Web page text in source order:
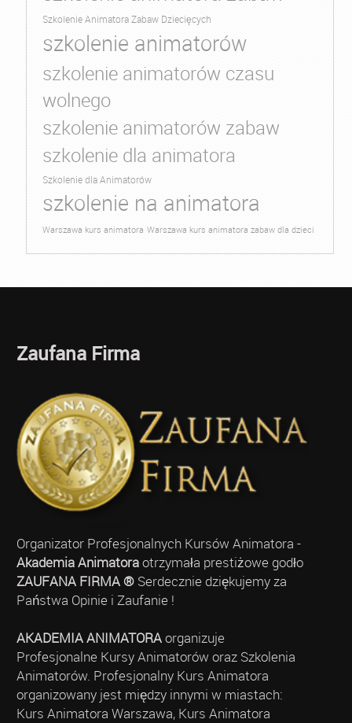
Szkolenie Animatora Zabaw Dziecięcych
szkolenie animatorów
szkolenie animatorów czasu
wolnego
szkolenie animatorów zabaw
szkolenie dla animatora
Szkolenie dla Animatorów
szkolenie na animatora
Warszawa kurs animatora Warszawa kurs animatora zabaw dla dzieci
Zaufana Firma
Organizator Profesjonalnych Kursów Animatora -
Akademia Animatoraotrzymała prestiżowe godło
ZAUFANA FIRMA ®Serdecznie dziękujemy za
Państwa Opinie i Zaufanie !
AKADEMIA ANIMATORAorganizuje
Profesjonalne Kursy Animatorów oraz Szkolenia
Animatorów. Profesjonalny Kurs Animatora
organizowany jest między innymi w miastach:
Kurs Animatora Warszawa, Kurs Animatora